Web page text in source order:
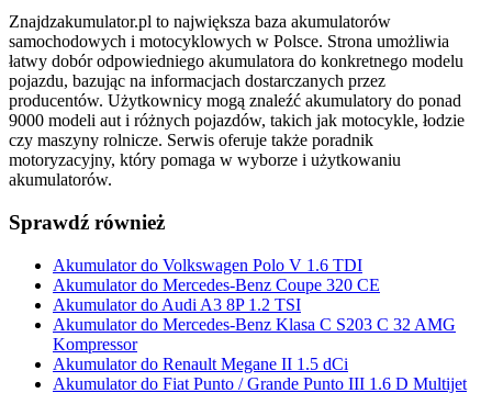
Znajdzakumulator.pl to największa baza akumulatorów
samochodowych i motocyklowych w Polsce. Strona umożliwia
łatwy dobór odpowiedniego akumulatora do konkretnego modelu
pojazdu, bazując na informacjach dostarczanych przez
producentów. Użytkownicy mogą znaleźć akumulatory do ponad
9000 modeli aut i różnych pojazdów, takich jak motocykle, łodzie
czy maszyny rolnicze. Serwis oferuje także poradnik
motoryzacyjny, który pomaga w wyborze i użytkowaniu
akumulatorów.
Sprawdź również
Akumulator do Volkswagen Polo V 1.6 TDI
Akumulator do Mercedes-Benz Coupe 320 CE
Akumulator do Audi A3 8P 1.2 TSI
Akumulator do Mercedes-Benz Klasa C S203 C 32 AMG
Kompressor
Akumulator do Renault Megane II 1.5 dCi
Akumulator do Fiat Punto / Grande Punto III 1.6 D Multijet